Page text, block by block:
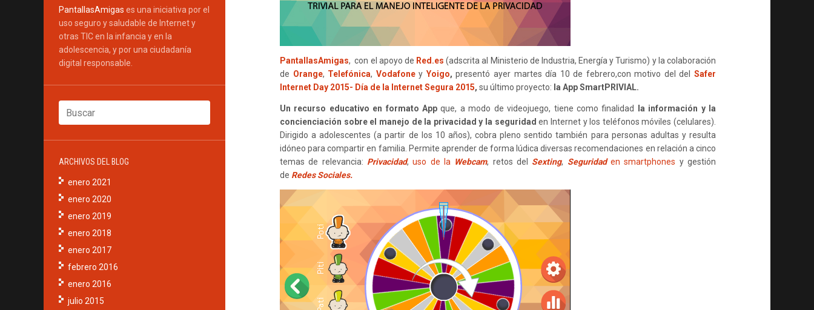
PantallasAmigas es una iniciativa por el
uso seguro y saludable de Internet y
otras TIC en la infancia y en la
adolescencia, y por una ciudadanía
digital responsable.
ARCHIVOS DEL BLOG
enero 2021
enero 2020
enero 2019
enero 2018
enero 2017
febrero 2016
enero 2016
julio 2015
PantallasAmigas, con el apoyo de Red.es (adscrita al Ministerio de Industria, Energía y Turismo) y la colaboración
de Orange, Telefónica, Vodafoney Yoigo,presentó ayer martes día 10 de febrero,con motivo del del
Safer
Internet Day 2015- Día de la Internet Segura 2015, su último proyecto: la App SmartPRIVIAL.
Un recurso educativo en formato App que, a modo de videojuego, tiene como finalidad
la información y la
concienciación sobre el manejo de la privacidad y la seguridad en Internet y los teléfonos móviles (celulares).
Dirigido a adolescentes (a partir de los 10 años), cobra pleno sentido también para personas adultas y resulta
idóneo para compartir en familia. Permite aprender de forma lúdica diversas recomendaciones en relación a cinco
temas de relevancia: Privacidad,uso de la Webcam, retos del Sexting, Seguridaden smartphones y gestión
de Redes Sociales.